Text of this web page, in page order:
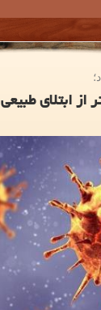
از ابتلای